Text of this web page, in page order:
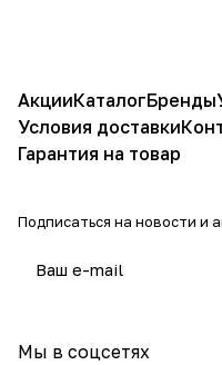
АкцииКаталогБренды
Условия доставки
Гарантия на товар
Подписаться на новости и
Мы в соцсетях